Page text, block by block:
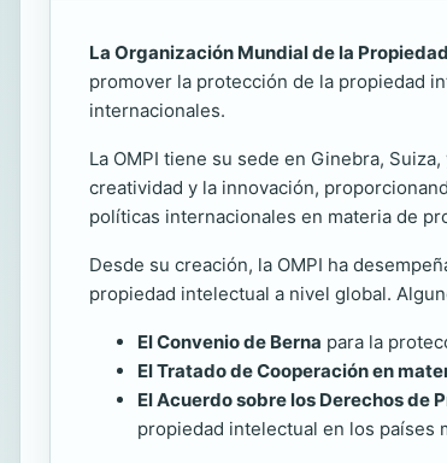
La Organización Mundial de la
promover la protección de la propiedad
internacionales.
La OMPI tiene su sede en Ginebra,
creatividad y la innovación,
políticas internacionales en materia de
Desde su creación, la OMPI ha
propiedad intelectual a nivel global.
El Convenio de Berna para la
El Tratado de Cooperación en
El Acuerdo sobre los Derechos de
propiedad intelectual en los países